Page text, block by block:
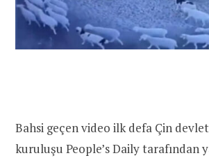
Bahsi geçen video ilk defa Çin
kuruluşu People’s Daily tarafından